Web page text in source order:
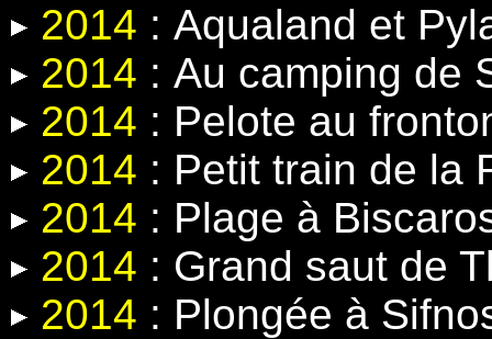
2014 : Aqualand et
2014 : Au camping de
2014 : Pelote au
2014 : Petit train de la
2014 : Plage à
2014 : Grand saut de
2014 : Plongée à